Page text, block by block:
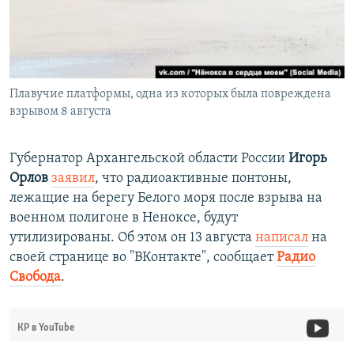
УКРАИНСКАЯ ПРОБЛЕМА КРЫМА
Все сайты RFE/RL
Плавучие платформы, одна из которых была повреждена
взрывом 8 августа
Губернатор Архангельской области России Игорь
Орлов заявил, что радиоактивные понтоны,
лежащие на берегу Белого моря после взрыва на
военном полигоне в Неноксе, будут
утилизированы. Об этом он 13 августа написал на
своей странице во "ВКонтакте", сообщаетРадио
Свобода.
КР в YouTube